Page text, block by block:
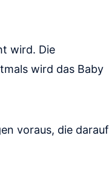
wird. Die
wird das Baby
voraus, die darauf